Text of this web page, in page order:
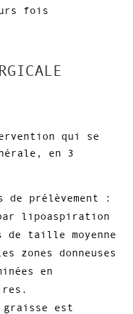
fois
qui se
en 3
de prélèvement :
lipoaspiration
de taille moyenne
zones donneuses
en
graisse est